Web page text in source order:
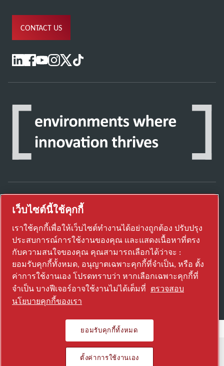
CONTACT US
ค้นพบวิธีที่ Atlas Copco Group ใช้งานเทคโนโลยี
เพื่อเปลี่ยนอนาคต
เยี่ยมชมเว็บไซต์ Atlas Copco Group
ส่วนหนึ่งของ Atlas Copco Group
ตั้งค่าการใช้งานเอง
© 2026 Copyright. All rights reserved.
เว็บไซต์นี้ใช้คุกกี้
เราใช้คุกกี้เพื่อให้เว็บไซต์ทำงานได้อย่างถูกต้อง ปรับปรุง
ประสบการณ์การใช้งานของคุณ และแสดงเนื้อหาที่ตรง
กับความสนใจของคุณ คุณสามารถเลือกได้ว่าจะ :
ยอมรับคุกกี้ทั้งหมด, อนุญาตเฉพาะคุกกี้ที่จำเป็น, หรือ ตั้ง
ค่าการใช้งานเอง โปรดทราบว่า หากเลือกเฉพาะคุกกี้ที่
จำเป็น บางฟีเจอร์อาจใช้งานไม่ได้เต็มที่ ตรวจสอบ
นโยบายคุกกี้ของเรา
ยอมรับคุกกี้ทั้งหมด
ตั้งค่าการใช้งานเอง